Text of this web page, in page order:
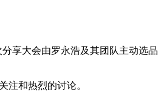
享大会由罗永浩及其团队主动
注和热烈的讨论。